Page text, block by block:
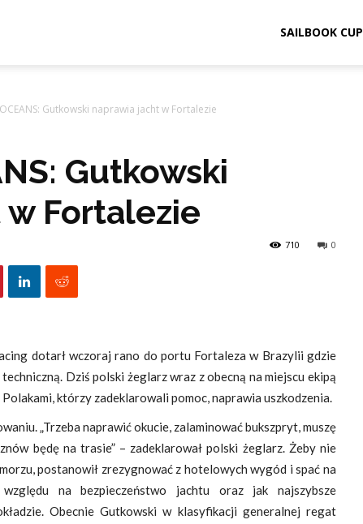
SAILBOOK CUP
OCEANS: Gutkowski naprawia jacht w Fortalezie
Gutkowski
Fortalezie
0
710
dotarł wczoraj rano do portu Fortaleza w Brazylii gdzie
Dziś polski żeglarz wraz z obecną na miejscu ekipą
którzy zadeklarowali pomoc, naprawia uszkodzenia.
„Trzeba naprawić okucie, zalaminować bukszpryt, muszę
będę na trasie” – zadeklarował polski żeglarz. Żeby nie
postanowił zrezygnować z hotelowych wygód i spać na
na bezpieczeństwo jachtu oraz jak najszybsze
Obecnie Gutkowski w klasyfikacji generalnej regat